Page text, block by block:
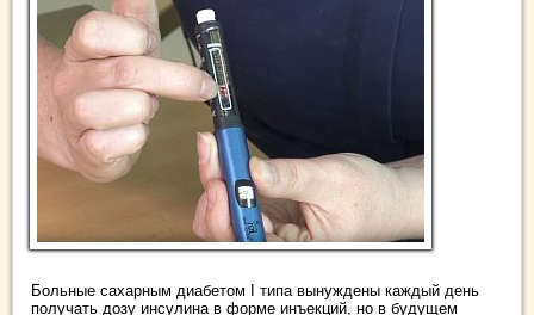
Больные сахарным диабетом I типа вынуждены каждый день
получать дозу инсулина в форме инъекций, но в будущем